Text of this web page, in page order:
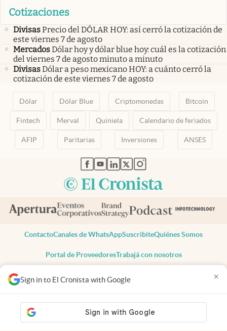
Sign in to El Cronista with Google ×
Cotizaciones
DivisasPrecio del DÓLAR HOY: así cerró la cotización de
este viernes 7 de agosto
MercadosDólar hoy y dólar blue hoy: cuál es la cotización
del viernes 7 de agosto minuto a minuto
DivisasDólar a peso mexicano HOY: a cuánto cerró la
cotización de este viernes 7 de agosto
Dólar Dólar Blue Criptomonedas Bitcoin
Fintech Merval Quiniela Calendario de feriados
AFIP Paritarias Inversiones ANSES
abre en nueva pestaña
abre en nueva pestaña
abre en nueva pestaña
abre en nueva pestaña
abre en nueva pestaña
ContactoCanales de WhatsAppSuscribiteQuiénes Somos
Portal de ProveedoresTrabajá con nosotros
Todos los derechos reservados
Privacidad
Consentimiento
Tel:+54 11 7078-3270